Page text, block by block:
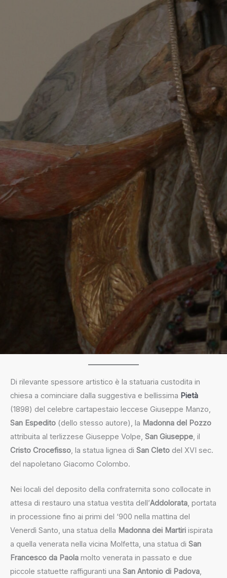
Di rilevante spessore artistico è la statuaria custodita in
chiesa a cominciare dalla suggestiva e bellissima Pietà
(1898) del celebre cartapestaio leccese Giuseppe Manzo,
San Espedito (dello stesso autore), la Madonna del Pozzo
attribuita al terlizzese Giuseppe Volpe, San Giuseppe, il
Cristo Crocefisso, la statua lignea di San Cleto del XVI sec.
del napoletano Giacomo Colombo.
Nei locali del deposito della confraternita sono collocate in
attesa di restauro una statua vestita dell’Addolorata, portata
in processione fino ai primi del ‘900 nella mattina del
Venerdì Santo, una statua della Madonna dei Martiri ispirata
a quella venerata nella vicina Molfetta, una statua di San
Francesco da Paola molto venerata in passato e due
piccole statuette raffiguranti una San Antonio di Padova,